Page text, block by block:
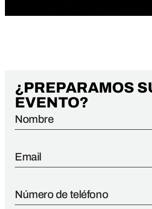
¿PREPARAMOS
EVENTO?